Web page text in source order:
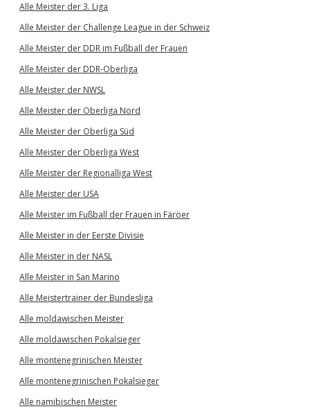
Alle Meister der 3. Liga
Alle Meister der Challenge League in der Schweiz
Alle Meister der DDR im Fußball der Frauen
Alle Meister der DDR-Oberliga
Alle Meister der NWSL
Alle Meister der Oberliga Nord
Alle Meister der Oberliga Süd
Alle Meister der Oberliga West
Alle Meister der Regionalliga West
Alle Meister der USA
Alle Meister im Fußball der Frauen in Färöer
Alle Meister in der Eerste Divisie
Alle Meister in der NASL
Alle Meister in San Marino
Alle Meistertrainer der Bundesliga
Alle moldawischen Meister
Alle moldawischen Pokalsieger
Alle montenegrinischen Meister
Alle montenegrinischen Pokalsieger
Alle namibischen Meister